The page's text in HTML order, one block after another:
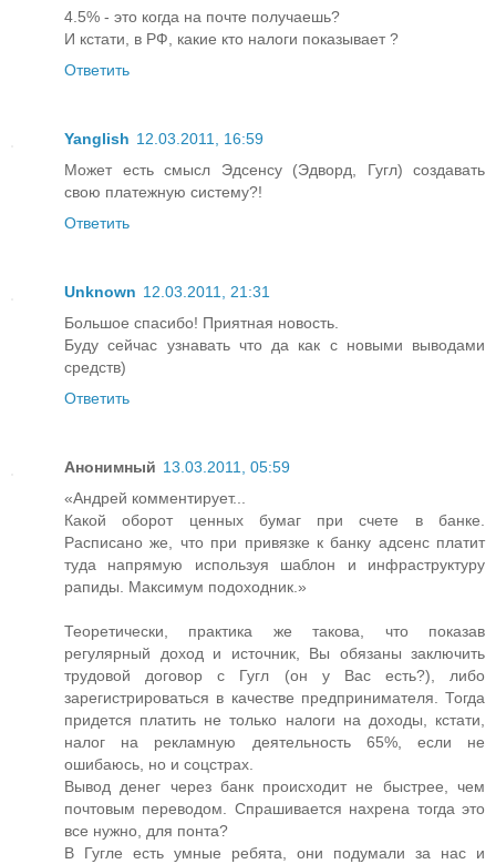
4.5% - это когда на почте получаешь?
И кстати, в РФ, какие кто налоги показывает ?
Ответить
Yanglish 12.03.2011, 16:59
Может есть смысл Эдсенсу (Эдворд, Гугл) создавать
свою платежную систему?!
Ответить
Unknown 12.03.2011, 21:31
Большое спасибо! Приятная новость.
Буду сейчас узнавать что да как с новыми выводами
средств)
Ответить
Анонимный 13.03.2011, 05:59
«Андрей комментирует...
Какой оборот ценных бумаг при счете в банке.
Расписано же, что при привязке к банку адсенс платит
туда напрямую используя шаблон и инфраструктуру
рапиды. Максимум подоходник.»
Теоретически, практика же такова, что показав
регулярный доход и источник, Вы обязаны заключить
трудовой договор с Гугл (он у Вас есть?), либо
зарегистрироваться в качестве предпринимателя. Тогда
придется платить не только налоги на доходы, кстати,
налог на рекламную деятельность 65%, если не
ошибаюсь, но и соцстрах.
Вывод денег через банк происходит не быстрее, чем
почтовым переводом. Спрашивается нахрена тогда это
все нужно, для понта?
В Гугле есть умные ребята, они подумали за нас и